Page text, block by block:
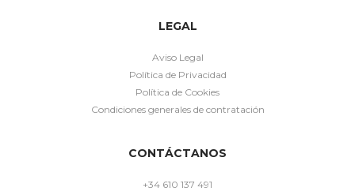
LEGAL
Aviso Legal
Política de Privacidad
Política de Cookies
Condiciones generales de contratación
CONTÁCTANOS
+34 610 137 491